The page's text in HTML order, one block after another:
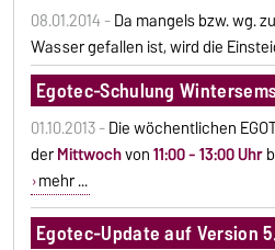
08.01.2014 -Da mangels bzw. wg.
Wasser gefallen ist, wird die
Egotec-Schulung
01.10.2013 -Die wöchentlichen
derMittwochvon11:00 - 13:00 Uhr
mehr ...
Egotec-Update auf Version